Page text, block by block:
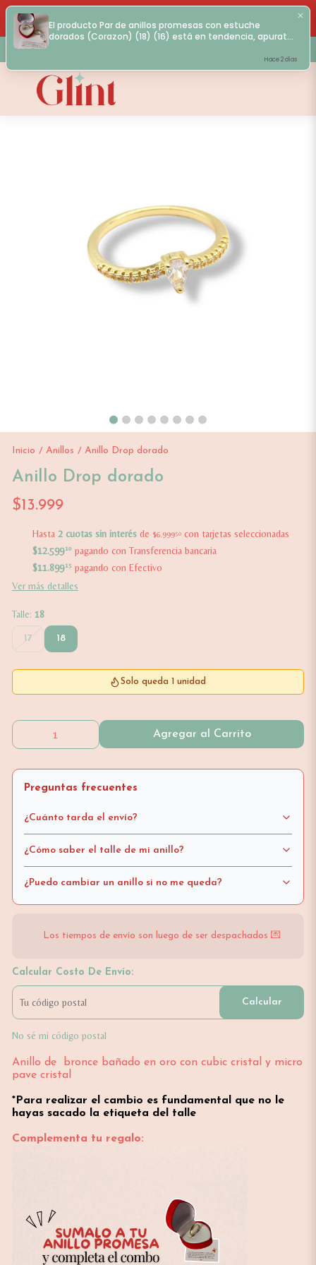
El producto Par de anillos promesas con estuche
dorados (Corazon) (18) (16) está en tendencia, apurate
Hace 2 días
TRANSFERENCIA
Inicio / Anillos / Anillo Drop dorado
Anillo Drop dorado
$13.999
Hasta 2 cuotas sin interésde $6.99950con tarjetas seleccionadas
$12.59910pagando con Transferencia bancaria
$11.89915 pagando con Efectivo
Ver más detalles
Talle: 18
17 18
Solo queda 1 unidad
Agregar al Carrito
Preguntas frecuentes
¿Cuánto tarda el envío?
¿Cómo saber el talle de mi anillo?
¿Puedo cambiar un anillo si no me queda?
Los tiempos de envío son luego de ser despachados 💌
Calcular Costo De Envío:
Calcular
No sé mi código postal
Anillo de bronce bañado en oro con cubic cristal y micro
pave cristal
*Para realizar el cambio es fundamental que no le
hayas sacado la etiqueta del talle
Complementa tu regalo: